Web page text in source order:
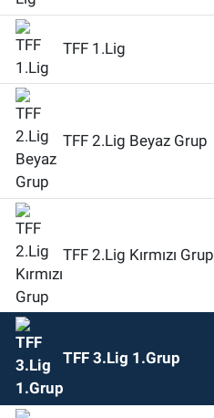
TFF 1.Lig
TFF 2.Lig Beyaz Grup
TFF 2.Lig Kırmızı Grup
TFF 3.Lig 1.Grup